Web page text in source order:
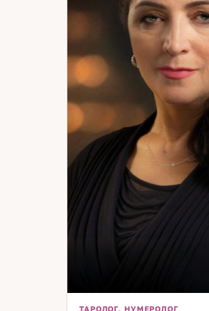
конкретные решения. Таро
в вопросах выбора,
целей. Мои консультации
понимание, уверенность и
девиз прост: «Пока мы
проносится мимо». Я
полноте и помогаю своим
самое. Приглашаю вас на
увидеть, как именно ваши
вам идти к лучшей версии
ТАРОЛОГ, НУМЕРОЛОГ